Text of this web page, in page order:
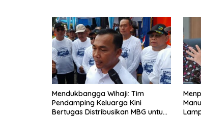
Mendukbangga Wihaji: Tim
Pendamping Keluarga Kini
Bertugas Distribusikan MBG untuk